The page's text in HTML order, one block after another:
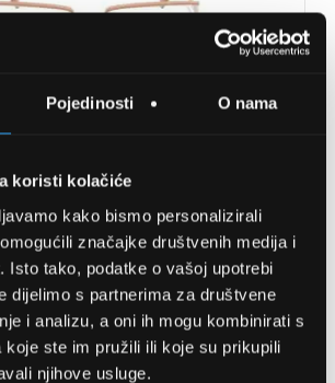
Pojedinosti O nama
koristi kolačiće
kako bismo personalizirali
značajke društvenih medija i
Isto tako, podatke o vašoj upotrebi
dijelimo s partnerima za društvene
i analizu, a oni ih mogu kombinirati s
koje ste im pružili ili koje su prikupili
njihove usluge.
NAOČALE MAX MARA
047 56
260,00 EUR
DODAJTE U KOŠARICU